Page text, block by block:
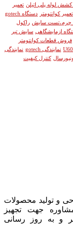
لوله پلی اتیلن تعمیر
تعمیر کوانتومتر
دستگاه gotech
چرم،تست سایش راکول
ازمایشگاهی سایش تبر
فروش قطعات کوانتومتر
نمایندگی gotech
نمایندگی
کنترل کیفیت
و تولید محصولات
جهت تجهیز
و به روز رسانی